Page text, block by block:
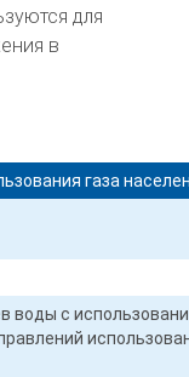
для
в
газа
воды с